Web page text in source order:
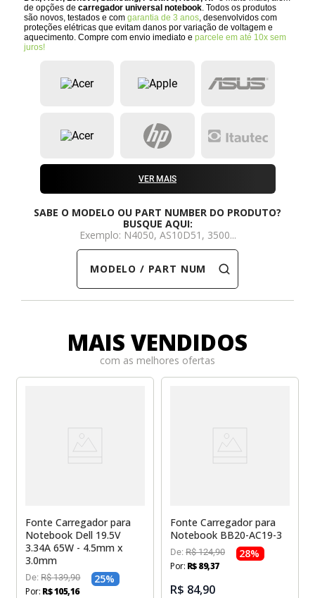
Dell
HP
Positivo
Part Number
Sony Vaio
Samsung
Samsung
SSD M.2 SATA
Cooler Interno
Memória DDR3
Memória DDR4
Tela para Iphone
de opções decarregador universal notebook. Todos os produtos
são novos, testados e comgarantia de 3 anos, desenvolvidos com
proteções elétricas que evitam danos por variação de voltagem e
aquecimento. Compre com envio imediato eparcele em até 10x sem
juros!
VER MAIS
SABE O MODELO OU PART NUMBER DO PRODUTO?
BUSQUE AQUI:
Exemplo: N4050, AS10D51, 3500...
MODELO / PART NUMBER
MAIS VENDIDOS
com as melhores ofertas
Fonte Carregador para
Notebook Dell 19.5V
3.34A 65W - 4.5mm x
3.0mm
De:R$ 139,90 25%
Por: R$105,16
Fonte Carregador para
Notebook BB20-AC19-3
De: R$ 124,90 28%
Por: R$89,37
R$ 84,90